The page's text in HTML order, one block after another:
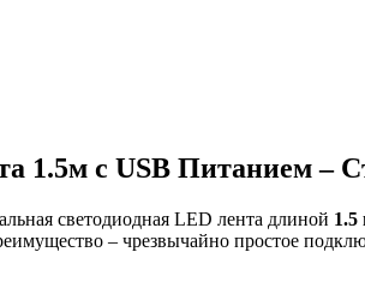
1.5м с USB Питанием –
светодиодная LED лента длиной 1.5
– чрезвычайно простое